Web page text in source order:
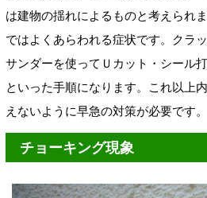
は建物の揺れによるものと考えられ
ではよくあらわれる症状です。クラ
サンダーを使ってＵカット・シール
といった手順になります。これ以上
えないように早急の対策が必要です。
チョーキング現象